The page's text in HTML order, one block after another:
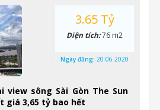
view sông Sài Gòn The Sun
giá 3,65 tỷ bao hết
3.65 Tỷ
Diện tích:76 m2
Ngày đăng: 20-06-2020